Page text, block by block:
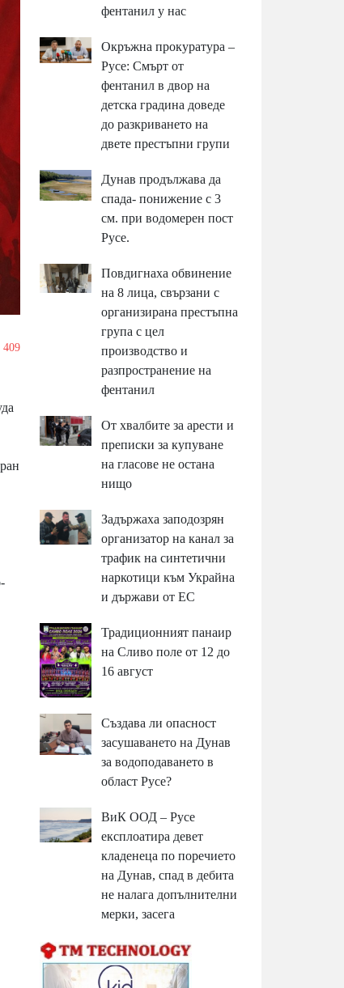
409
фентанил у нас
Окръжна прокуратура –
Русе: Смърт от
фентанил в двор на
детска градина доведе
до разкриването на
двете престъпни групи
Дунав продължава да
спада- понижение с 3
см. при водомерен пост
Русе.
Повдигнаха обвинение
на 8 лица, свързани с
организирана престъпна
група с цел
производство и
разпространение на
фентанил
От хвалбите за арести и
преписки за купуване
на гласове не остана
нищо
Задържаха заподозрян
организатор на канал за
трафик на синтетични
наркотици към Украйна
и държави от ЕС
Традиционният панаир
на Сливо поле от 12 до
16 август
Създава ли опасност
засушаването на Дунав
за водоподаването в
област Русе?
ВиК ООД – Русе
експлоатира девет
кладенеца по поречието
на Дунав, спад в дебита
не налага допълнителни
мерки, засега